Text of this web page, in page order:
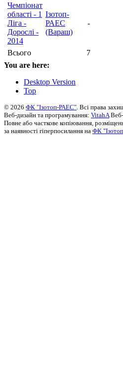
Чемпіонат
області - 1
Ліга -
Дорослі -
2014
Ізотоп-
РАЕС
(Вараш)
-
Всього 7
You are here:
Desktop Version
Top
© 2026 ФК "Ізотоп-РАЕС" . Всі права
Веб-дизайн та програмування: VitahA
Повне або часткове копіювання,
за наявності гіперпосилання на ФК